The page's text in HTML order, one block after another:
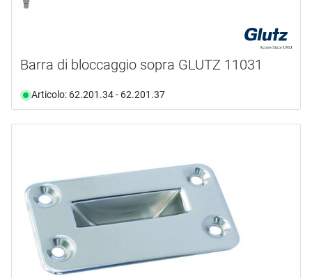
Barra di bloccaggio sopra GLUTZ 11031
Articolo: 62.201.34 - 62.201.37